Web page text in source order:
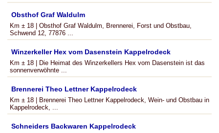
Obsthof Graf Waldulm
Km ± 18 | Obsthof Graf Waldulm, Brennerei, Forst und Obstbau,
Schwend 12, 77876 ...
Winzerkeller Hex vom Dasenstein Kappelrodeck
Km ± 18 | Die Heimat des Winzerkellers Hex vom Dasenstein ist das
sonnenverwöhnte ...
Brennerei Theo Lettner Kappelrodeck
Km ± 18 | Brennerei Theo Lettner Kappelrodeck, Wein- und Obstbau in
Kappelrodeck, ...
Schneiders Backwaren Kappelrodeck